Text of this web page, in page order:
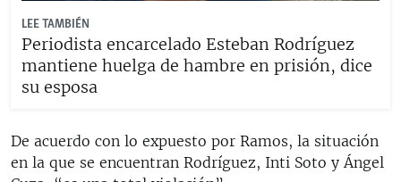
LEE TAMBIÉN
Periodista encarcelado Esteban Rodríguez
mantiene huelga de hambre en prisión, dice
su esposa
De acuerdo con lo expuesto por Ramos, la situación
en la que se encuentran Rodríguez, Inti Soto y Ángel